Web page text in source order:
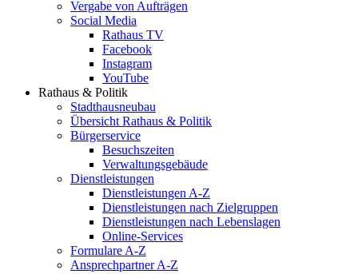
Vergabe von Aufträgen
Social Media
Rathaus TV
Facebook
Instagram
YouTube
Rathaus & Politik
Stadthausneubau
Übersicht Rathaus & Politik
Bürgerservice
Besuchszeiten
Verwaltungsgebäude
Dienstleistungen
Dienstleistungen A-Z
Dienstleistungen nach Zielgruppen
Dienstleistungen nach Lebenslagen
Online-Services
Formulare A-Z
Ansprechpartner A-Z